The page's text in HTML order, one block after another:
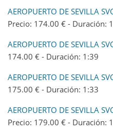
AEROPUERTO DE SEVILLA
Precio: 174.00 € - Duración:
AEROPUERTO DE SEVILLA
174.00 € - Duración: 1:39
AEROPUERTO DE SEVILLA
175.00 € - Duración: 1:33
AEROPUERTO DE SEVILLA
Precio: 179.00 € - Duración: